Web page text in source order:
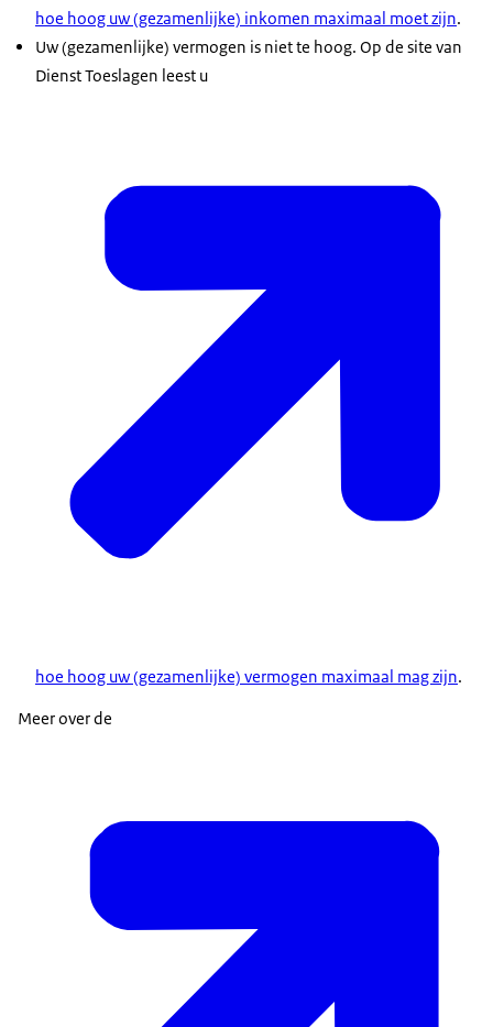
hoe hoog uw (gezamenlijke) inkomen maximaal moet zijn.
Uw (gezamenlijke) vermogen is niet te hoog. Op de site van
Dienst Toeslagen leest u
hoe hoog uw (gezamenlijke) vermogen maximaal mag zijn.
Meer over de